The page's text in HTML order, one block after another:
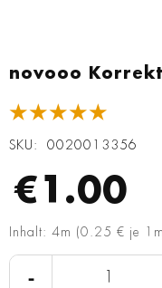
novooo
★★★★★
SKU 0020013356
€1.00
Inhalt: 4m (0.25 € je
-
Anfang
Bildgalerie